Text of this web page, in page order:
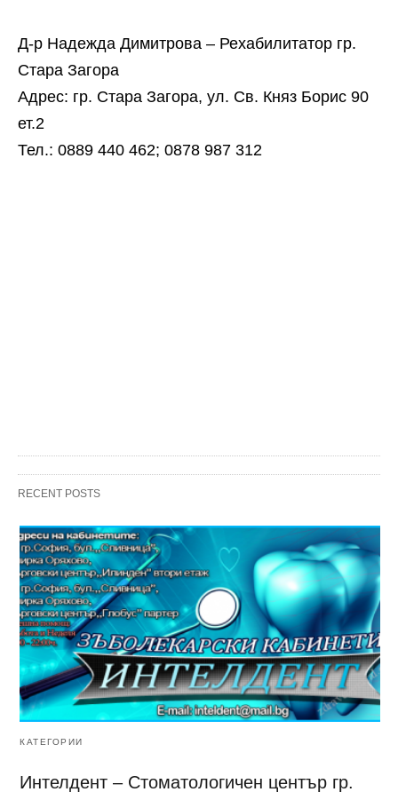
Д-р Надежда Димитрова – Рехабилитатор гр.
Стара Загора
Адрес: гр. Стара Загора, ул. Св. Княз Борис 90
ет.2
Тел.: 0889 440 462; 0878 987 312
RECENT POSTS
КАТЕГОРИИ
Интелдент – Стоматологичен център гр.